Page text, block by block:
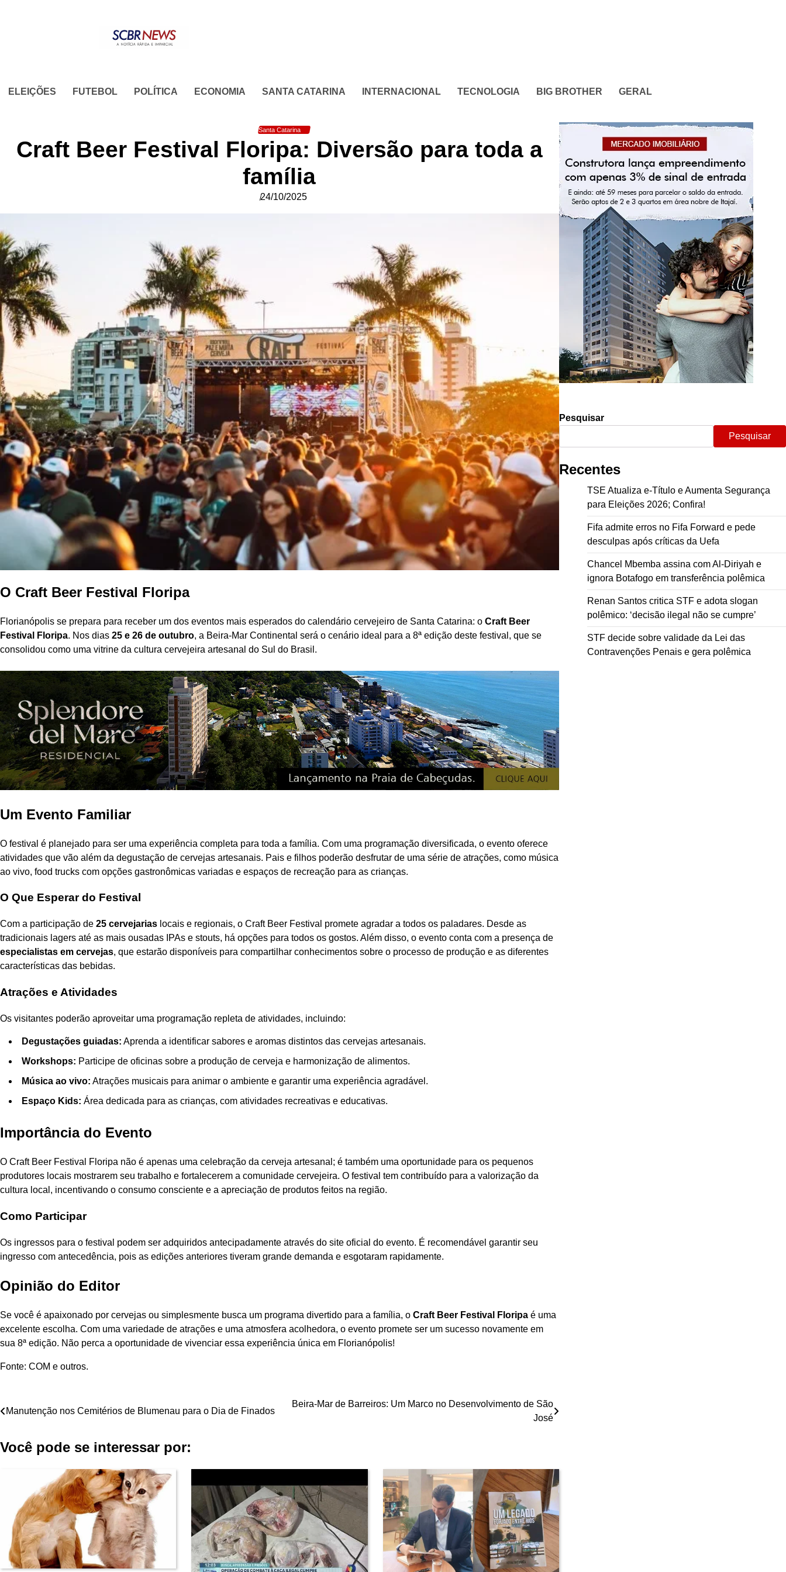
ELEIÇÕES FUTEBOL POLÍTICA ECONOMIA SANTA CATARINA INTERNACIONAL TECNOLOGIA BIG BROTHER GERAL
Santa Catarina
Craft Beer Festival Floripa: Diversão para toda a
família
24/10/2025
O Craft Beer Festival Floripa
Florianópolis se prepara para receber um dos eventos mais esperados do calendário cervejeiro de Santa Catarina: o Craft Beer
Festival Floripa. Nos dias 25 e 26 de outubro, a Beira-Mar Continental será o cenário ideal para a 8ª edição deste festival, que se
consolidou como uma vitrine da cultura cervejeira artesanal do Sul do Brasil.
Um Evento Familiar
O festival é planejado para ser uma experiência completa para toda a família. Com uma programação diversificada, o evento oferece
atividades que vão além da degustação de cervejas artesanais. Pais e filhos poderão desfrutar de uma série de atrações, como música
ao vivo, food trucks com opções gastronômicas variadas e espaços de recreação para as crianças.
O Que Esperar do Festival
Com a participação de 25 cervejarias locais e regionais, o Craft Beer Festival promete agradar a todos os paladares. Desde as
tradicionais lagers até as mais ousadas IPAs e stouts, há opções para todos os gostos. Além disso, o evento conta com a presença de
especialistas em cervejas, que estarão disponíveis para compartilhar conhecimentos sobre o processo de produção e as diferentes
características das bebidas.
Atrações e Atividades
Os visitantes poderão aproveitar uma programação repleta de atividades, incluindo:
Degustações guiadas: Aprenda a identificar sabores e aromas distintos das cervejas artesanais.
Workshops: Participe de oficinas sobre a produção de cerveja e harmonização de alimentos.
Música ao vivo: Atrações musicais para animar o ambiente e garantir uma experiência agradável.
Espaço Kids: Área dedicada para as crianças, com atividades recreativas e educativas.
Importância do Evento
O Craft Beer Festival Floripa não é apenas uma celebração da cerveja artesanal; é também uma oportunidade para os pequenos
produtores locais mostrarem seu trabalho e fortalecerem a comunidade cervejeira. O festival tem contribuído para a valorização da
cultura local, incentivando o consumo consciente e a apreciação de produtos feitos na região.
Como Participar
Os ingressos para o festival podem ser adquiridos antecipadamente através do site oficial do evento. É recomendável garantir seu
ingresso com antecedência, pois as edições anteriores tiveram grande demanda e esgotaram rapidamente.
Opinião do Editor
Se você é apaixonado por cervejas ou simplesmente busca um programa divertido para a família, o Craft Beer Festival Floripa é uma
excelente escolha. Com uma variedade de atrações e uma atmosfera acolhedora, o evento promete ser um sucesso novamente em
sua 8ª edição. Não perca a oportunidade de vivenciar essa experiência única em Florianópolis!
Fonte: COM e outros.
Navegação
Post
Manutenção nos Cemitérios de Blumenau para o Dia de Finados
Beira-Mar de Barreiros: Um Marco no Desenvolvimento de São
José
Você pode se interessar por:
Pesquisar
Pesquisar
Recentes
TSE Atualiza e-Título e Aumenta Segurança
para Eleições 2026; Confira!
Fifa admite erros no Fifa Forward e pede
desculpas após críticas da Uefa
Chancel Mbemba assina com Al-Diriyah e
ignora Botafogo em transferência polêmica
Renan Santos critica STF e adota slogan
polêmico: ‘decisão ilegal não se cumpre’
STF decide sobre validade da Lei das
Contravenções Penais e gera polêmica